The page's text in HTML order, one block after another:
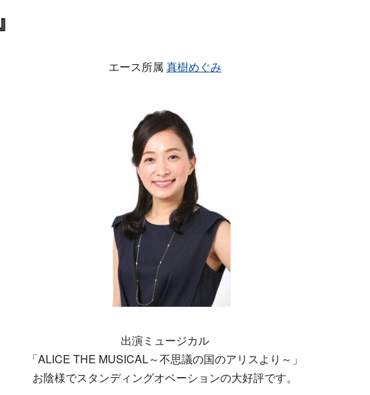
エース所属 真樹めぐみ
出演ミュージカル
「ALICE THE MUSICAL～不思議の国のアリスより～」
お陰様でスタンディングオベーションの大好評です。